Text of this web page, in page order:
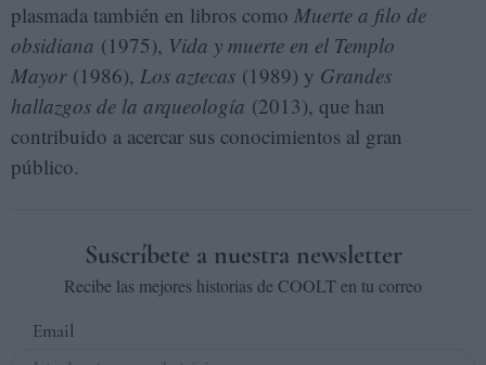
plasmada también en libros como Muerte a filo de
obsidiana (1975), Vida y muerte en el Templo
Mayor(1986), Los aztecas (1989) y Grandes
hallazgos de la arqueología (2013), que han
contribuido a acercar sus conocimientos al gran
público.
Suscríbete a nuestra newsletter
Recibe las mejores historias de COOLT en tu correo
Email